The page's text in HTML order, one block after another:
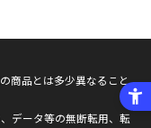
商品とは多少異なること
データ等の無断転用、転